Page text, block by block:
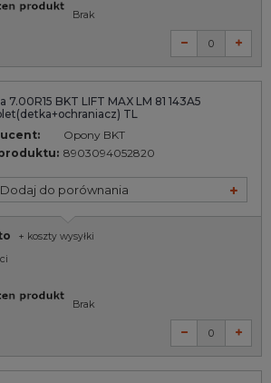
Brak
7.00R15 BKT LIFT MAX LM 81 143A5
TL
Opony BKT
8903094052820
Dodaj do porównania
+ koszty wysyłki
Brak